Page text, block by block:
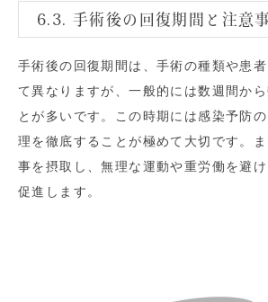
6.3. 手術後の回復期間と注意
手術後の回復期間は、手術の種類や患
て異なりますが、一般的には数週間か
とが多いです。この時期には感染予防
理を徹底することが極めて大切です。
事を摂取し、無理な運動や重労働を避
促進します。